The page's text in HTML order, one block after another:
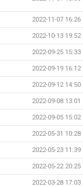
2022-11-07 16:26
2022-10-13 19:52
2022-09-25 15:33
2022-09-19 16:12
2022-09-12 14:50
2022-09-08 13:01
2022-09-05 15:02
2022-05-31 10:28
2022-05-23 11:39
2022-05-22 20:25
2022-03-28 17:03